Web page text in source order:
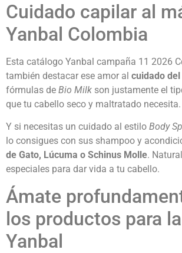
Cuidado capilar al
Yanbal Colombia
Esta catálogo Yanbal campaña 11 2026
también destacar ese amor al cuidado
fórmulas de Bio Milk son justamente el
que tu cabello seco y maltratado necesita.
Y si necesitas un cuidado al estilo Body
lo consigues con sus shampoo y
de Gato, Lúcuma o Schinus Molle.
especiales para dar vida a tu cabello.
Ámate
los productos para
Yanbal